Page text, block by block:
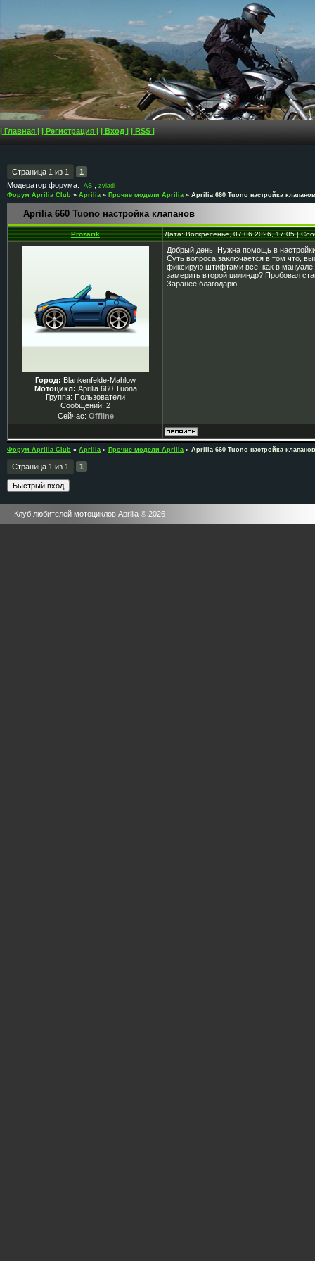
| Главная | | Регистрация | | Вход | | RSS |
Страница 1 из 1
1
Модератор форума: -AS- zviadi
Форум Aprilia Club » Aprilia » Прочие модели Aprilia » Aprilia 660 Tuono настройка клапанов
Aprilia 660 Tuono настройка клапанов
Prozarik Дата: Воскресенье, 07.06.2026, 17:05 |
Город: Blankenfelde-Mahlow
Мотоцикл: Aprilia 660 Tuona
Группа: Пользователи
Сообщений: 2
Сейчас: Offline
Добрый день. Нужна помощь в
Суть вопроса заключается в том что,
фиксирую штифтами все, как в
замерить второй цилиндр? Пробовал
Заранее благодарю!
Форум Aprilia Club » Aprilia » Прочие модели Aprilia » Aprilia 660 Tuono настройка клапанов
Страница 1 из 1 1
Клуб любителей мотоциклов Aprilia © 2026